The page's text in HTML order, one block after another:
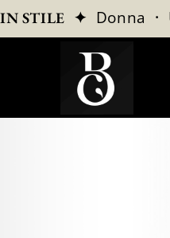
STILE ✦ Donna ·